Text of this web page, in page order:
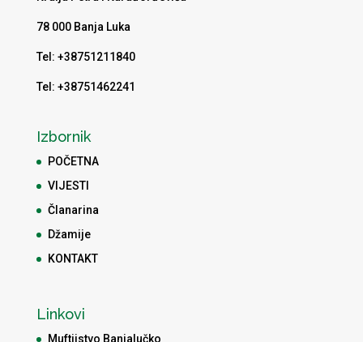
78 000 Banja Luka
Tel: +38751211840
Tel: +38751462241
Izbornik
POČETNA
VIJESTI
Članarina
Džamije
KONTAKT
Linkovi
Muftijstvo Banjalučko